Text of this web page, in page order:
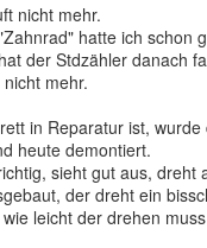
nicht mehr.
hatte ich schon
der Stdzähler danach
mehr.
in Reparatur ist,
heute demontiert.
sieht gut aus, dreht
der dreht ein
leicht der drehen